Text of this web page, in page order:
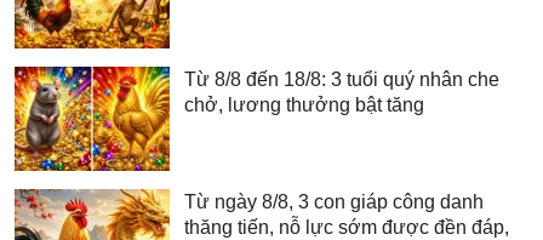
Từ 8/8 đến 18/8: 3 tuổi quý nhân che
chở, lương thưởng bật tăng
Từ ngày 8/8, 3 con giáp công danh
thăng tiến, nỗ lực sớm được đền đáp,